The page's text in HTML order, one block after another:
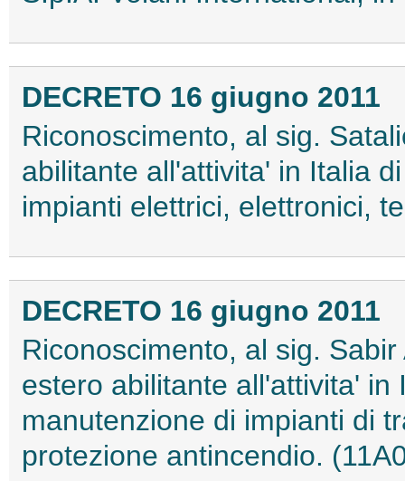
DECRETO 16 giugno 2011
Riconoscimento, al sig.
abilitante all'attivita' in Italia
impianti elettrici, elettronici,
DECRETO 16 giugno 2011
Riconoscimento, al sig.
estero abilitante all'attivita' in
manutenzione di impianti di
protezione antincendio.